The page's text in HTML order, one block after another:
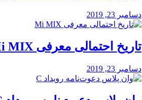
دسامبر 23, 2019
تاریخ احتمالی معرفی Mi MIX
دسامبر 23, 2019